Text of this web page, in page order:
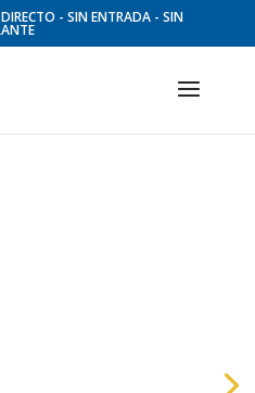
- SIN ENTRADA - SIN